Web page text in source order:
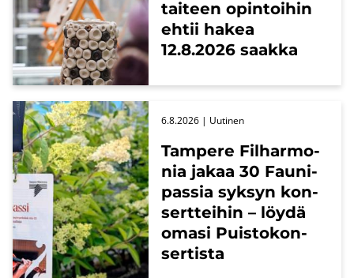
tai­teen opin­toi­hin
ehtii hakea
12.8.2026 saak­ka
Tam­pe­re Fil­har­mo­
nia jakaa 30 Fau­ni­
pas­sia syk­syn kon­
sert­tei­hin – löydä
omasi Puis­to­kon­
ser­tis­ta
6.8.2026 | Uu­ti­nen